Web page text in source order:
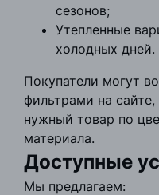
сезонов;
Утепленные
холодных дней.
Покупатели могут
фильтрами на
нужный товар по
материала.
Доступные
Мы предлагаем: